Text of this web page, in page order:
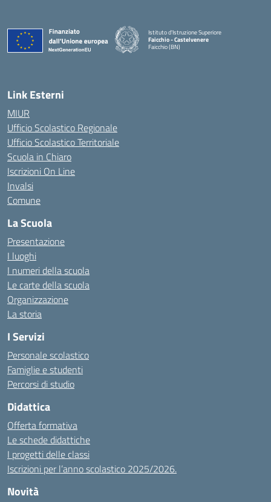
Istituto d'Istruzione Superiore
Faicchio - Castelvenere
Faicchio (BN)
Link Esterni
MIUR
Ufficio Scolastico Regionale
Ufficio Scolastico Territoriale
Scuola in Chiaro
Iscrizioni On Line
Invalsi
Comune
La Scuola
Presentazione
I luoghi
I numeri della scuola
Le carte della scuola
Organizzazione
La storia
I Servizi
Personale scolastico
Famiglie e studenti
Percorsi di studio
Didattica
Offerta formativa
Le schede didattiche
I progetti delle classi
Iscrizioni per l’anno scolastico 2025/2026.
Novità